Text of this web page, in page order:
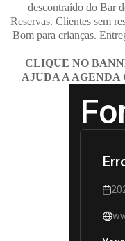
descontraído do Bar
Reservas. Clientes sem
Bom para crianças.
CLIQUE NO
AJUDA A